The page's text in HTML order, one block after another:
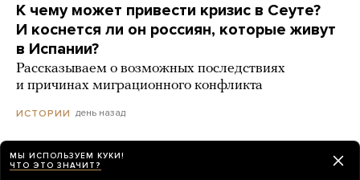
К чему может привести кризис в Сеуте?
И коснется ли он россиян, которые живут
в Испании?
Рассказываем о возможных последствиях
и причинах миграционного конфликта
ИСТОРИИ день назад
Собянин заявил, что с начала августа
МЫ ИСПОЛЬЗУЕМ КУКИ!
ЧТО ЭТО ЗНАЧИТ?